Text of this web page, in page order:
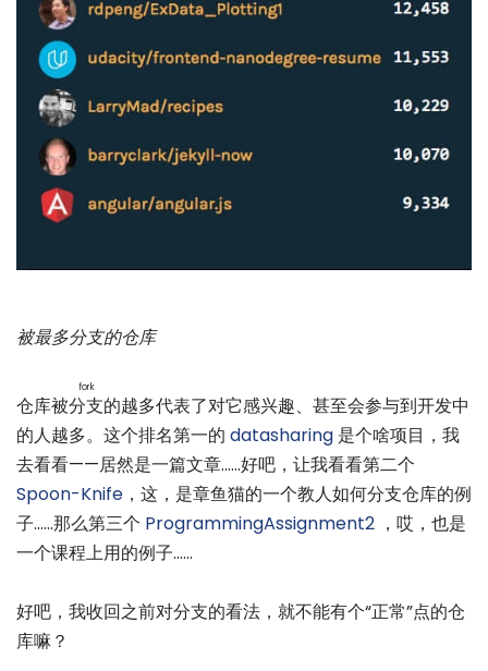
被最多分支的仓库
仓库被分支
fork
的越多代表了对它感兴趣、甚至会参与到开发中
的人越多。这个排名第一的 datasharing 是个啥项目，我
去看看——居然是一篇文章……好吧，让我看看第二个
Spoon-Knife ，这，是章鱼猫的一个教人如何分支仓库的例
子……那么第三个 ProgrammingAssignment2 ，哎，也是
一个课程上用的例子……
好吧，我收回之前对分支的看法，就不能有个“正常”点的仓
库嘛？